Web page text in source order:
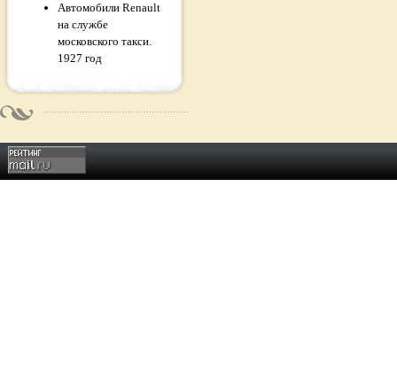
Автомобили Renault
на службе
московского такси.
1927 год